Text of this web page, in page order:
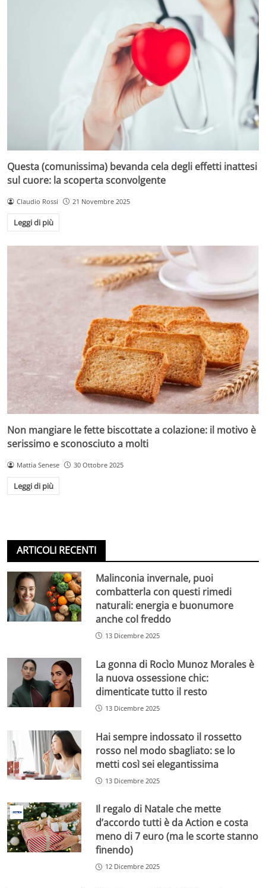
Questa (comunissima) bevanda cela degli effetti inattesi
sul cuore: la scoperta sconvolgente
Claudio Rossi 21 Novembre 2025
Leggi di più
Non mangiare le fette biscottate a colazione: il motivo è
serissimo e sconosciuto a molti
Mattia Senese 30 Ottobre 2025
Leggi di più
ARTICOLI RECENTI
Malinconia invernale, puoi
combatterla con questi rimedi
naturali: energia e buonumore
anche col freddo
13 Dicembre 2025
La gonna di Rocìo Munoz Morales è
la nuova ossessione chic:
dimenticate tutto il resto
13 Dicembre 2025
Hai sempre indossato il rossetto
rosso nel modo sbagliato: se lo
metti così sei elegantissima
13 Dicembre 2025
Il regalo di Natale che mette
d’accordo tutti è da Action e costa
meno di 7 euro (ma le scorte stanno
finendo)
12 Dicembre 2025